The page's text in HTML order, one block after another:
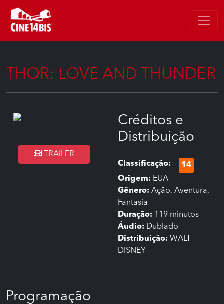
THOR: LOVE AND THUNDER
TRAILER
Créditos e
Distribuição
Classificação:
14
Origem: EUA
Gênero: Ação, Aventura,
Fantasia
Duração: 119 minutos
Áudio: Dublado
Distribuição: WALT
DISNEY
Programação